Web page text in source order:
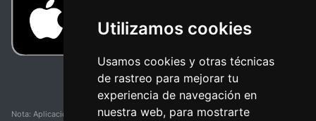
Utilizamos cookies
Usamos cookies y otras técnicas
de rastreo para mejorar tu
experiencia de navegación en
nuestra web, para mostrarte
Nota: Aplicación y web no oficial y no relacionada con ninguna organización o